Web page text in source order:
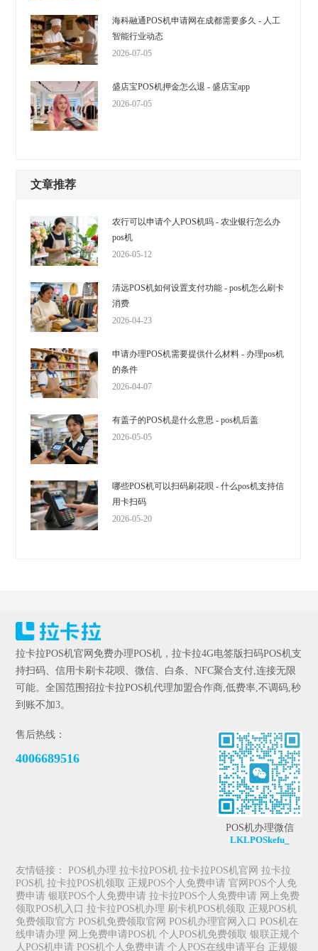
海科融通POS机申请网在成都需要多久 - 人工
智能行业动态
2026-07-05
盛店宝POS机押金怎么退 - 盛店宝app
2026-07-05
文章推荐
农行可以申请个人POS机吗 - 农业银行怎么办
pos机
2026-05-12
清远POS机如何设置支付功能 - pos机怎么刷卡
消费
2026-04-23
申请办理POS机需要提供什么材料 - 办理pos机
的条件
2026-04-07
有盖子的POS机是什么意思 - pos机后盖
2026-05-05
哪些POS机可以扫码刷花呗 - 什么pos机支持信
用卡扫码
2026-05-20
拉卡拉POS机官网免费办理POS机，拉卡拉4G电签版扫码POS机支
持扫码、信用卡刷卡花呗、微信、白条、NFC聚合支付,连接无限
可能。全国范围招拉卡拉POS机代理加盟合作商,低费率,不调码,秒
到账不加3。
售后热线：
4006689516
POS机办理微信
LKLPOSkefu_
友情链接： POS机办理 拉卡拉POS机 拉卡拉POS机官网 拉卡拉
POS机 拉卡拉POS机领取 正规POS个人免费申请 官网POS个人免
费申请 银联POS个人免费申请 拉卡拉POS个人免费申请 网上免费
领取POS机入口 拉卡拉POS机办理 刷卡机POS机领取 正规POS机
免费领取官方 POS机免费领取官网 POS机办理官网入口 POS机在
线申请办理 网上免费申请POS机 个人POS机免费领取 银联正规个
人POS机申请 POS机个人免费申请 个人POS在线申请平台 正规银